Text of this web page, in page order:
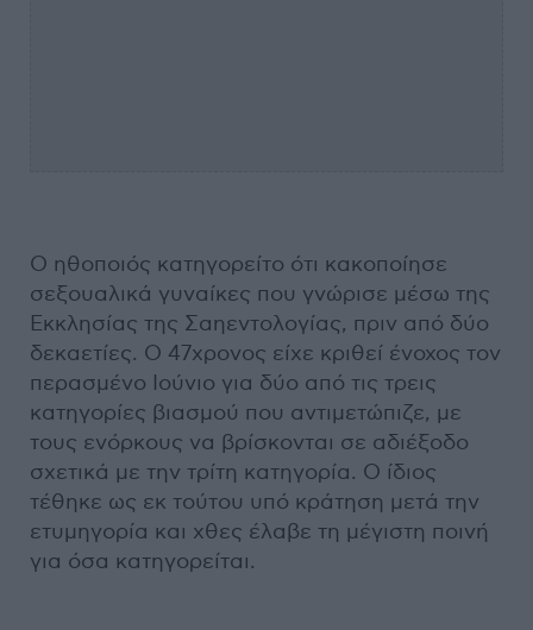
Ο ηθοποιός κατηγορείτο ότι κακοποίησε
σεξουαλικά γυναίκες που γνώρισε μέσω της
Εκκλησίας της Σαηεντολογίας, πριν από δύο
δεκαετίες. Ο 47χρονος είχε κριθεί ένοχος τον
περασμένο Ιούνιο για δύο από τις τρεις
κατηγορίες βιασμού που αντιμετώπιζε, με
τους ενόρκους να βρίσκονται σε αδιέξοδο
σχετικά με την τρίτη κατηγορία. Ο ίδιος
τέθηκε ως εκ τούτου υπό κράτηση μετά την
ετυμηγορία και χθες έλαβε τη μέγιστη ποινή
για όσα κατηγορείται.